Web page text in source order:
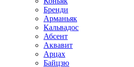
Бренди
Арманьяк
Кальвадос
Абсент
Аквавит
Арцах
Байцзю